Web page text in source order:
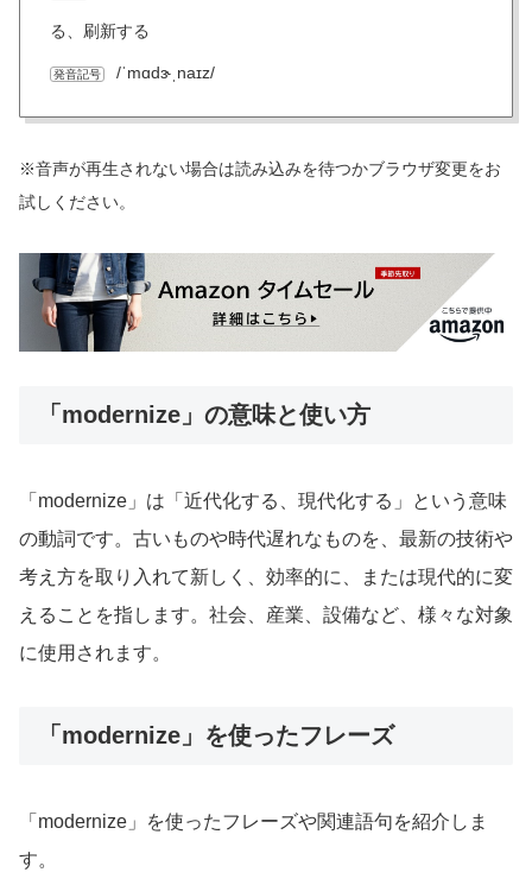
る、刷新する
発音記号 /ˈmɑdɝˌnaɪz/
※音声が再生されない場合は読み込みを待つかブラウザ変更をお
試しください。
「modernize」の意味と使い方
「modernize」は「近代化する、現代化する」という意味
の動詞です。古いものや時代遅れなものを、最新の技術や
考え方を取り入れて新しく、効率的に、または現代的に変
えることを指します。社会、産業、設備など、様々な対象
に使用されます。
「modernize」を使ったフレーズ
「modernize」を使ったフレーズや関連語句を紹介しま
す。